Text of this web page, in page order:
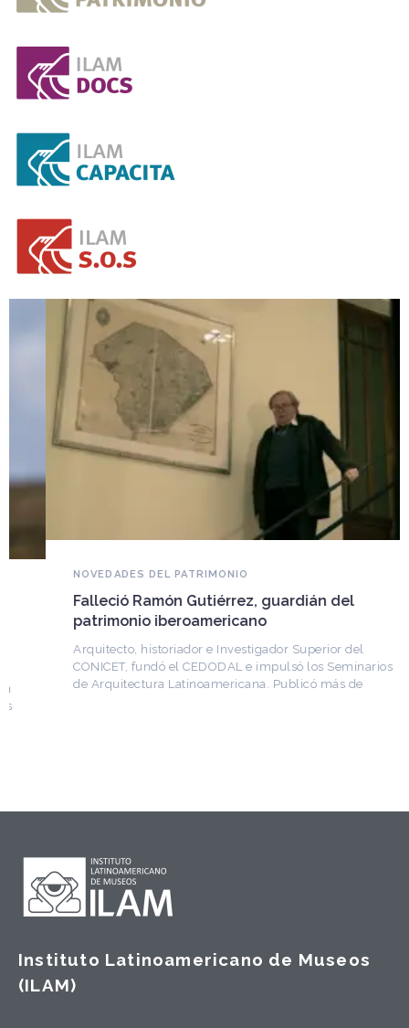
NOVEDADES DEL PATRIMONIO
Falleció Ramón Gutiérrez, guardián del
patrimonio iberoamericano
Arquitecto, historiador e Investigador Superior del
CONICET, fundó el CEDODAL e impulsó los Seminarios
de Arquitectura Latinoamericana. Publicó más de
Instituto Latinoamericano de Museos
(ILAM)